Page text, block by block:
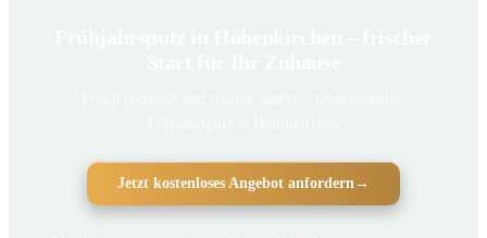
Jetzt kostenloses Angebot anfordern →